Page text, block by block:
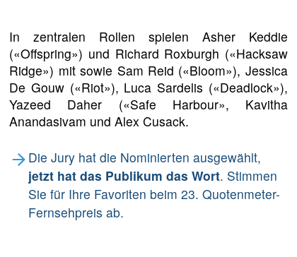
In zentralen Rollen spielen Asher Keddie
(«Offspring») und Richard Roxburgh («Hacksaw
Ridge») mit sowie Sam Reid («Bloom»), Jessica
De Gouw («Riot»), Luca Sardelis («Deadlock»),
Yazeed Daher («Safe Harbour», Kavitha
Anandasivam und Alex Cusack.
Die Jury hat die Nominierten ausgewählt,
jetzt hat das Publikum das Wort. Stimmen
Sie für Ihre Favoriten beim 23. Quotenmeter-
Fernsehpreis ab.